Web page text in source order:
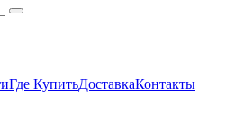
Где КупитьДоставкаКонтакты